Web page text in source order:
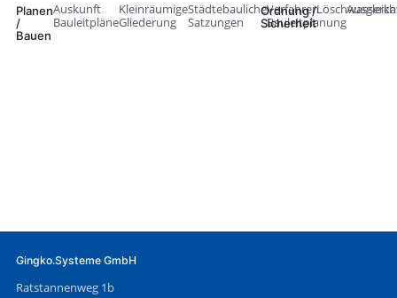
Planen
/
Bauen
Auskunft
Bauleitpläne
Kleinräumige
Gliederung
Städtebauliche
Satzungen
Verfahren
Bauleitplanung
Ordnung /
Sicherheit
Gingko.Systeme GmbH
Ratstannenweg 1b